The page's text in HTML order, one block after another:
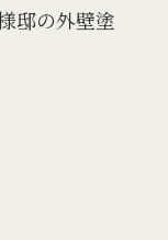
邸の外壁塗